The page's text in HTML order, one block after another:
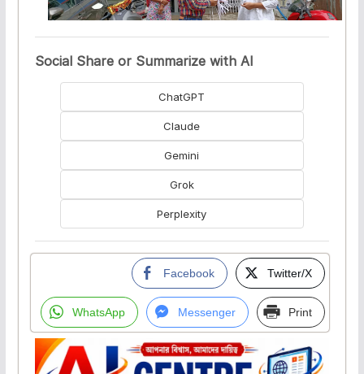
Social Share or Summarize with AI
ChatGPT
Claude
Gemini
Grok
Perplexity
Facebook Twitter/X
WhatsApp Messenger Print